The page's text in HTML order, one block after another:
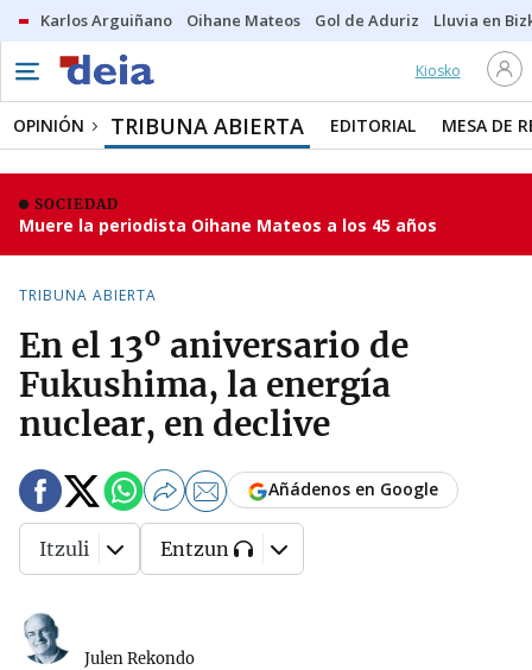
Karlos Arguiñano Oihane Mateos Gol de Aduriz Lluvia en
Kiosko
OPINIÓN TRIBUNA ABIERTA EDITORIAL MESA DE
SOCIEDAD
Muere la periodista Oihane Mateos a los 45 años
TRIBUNA ABIERTA
En el 13º aniversario de
Fukushima, la energía
nuclear, en declive
Julen Rekondo
Añádenos en Google
Itzuli Entzun